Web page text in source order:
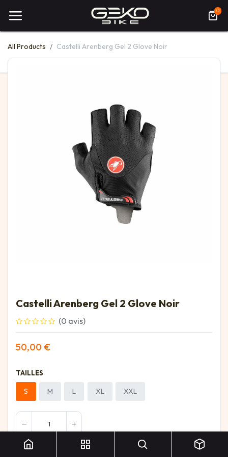
0
All Products Castelli Arenberg Gel 2 Glove Noir
Castelli Arenberg Gel 2 Glove Noir
(0 avis)
50,00 €
TAILLES
S M L XL XXL